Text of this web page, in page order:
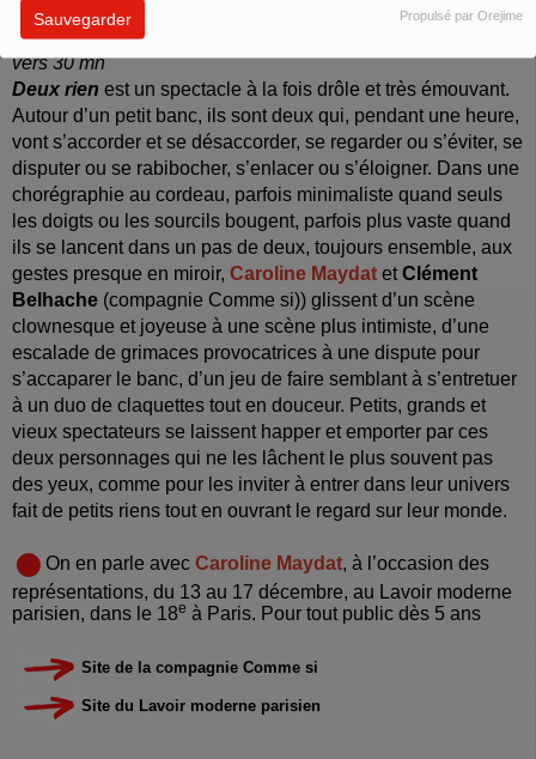
Sauvegarder Propulsé par Orejime
Spectacle
vers 30 mn
Deux rien est un spectacle à la fois drôle et très émouvant.
Autour d’un petit banc, ils sont deux qui, pendant une heure,
vont s’accorder et se désaccorder, se regarder ou s’éviter, se
disputer ou se rabibocher, s’enlacer ou s’éloigner. Dans une
chorégraphie au cordeau, parfois minimaliste quand seuls
les doigts ou les sourcils bougent, parfois plus vaste quand
ils se lancent dans un pas de deux, toujours ensemble, aux
gestes presque en miroir, Caroline Maydat etClément
Belhache (compagnie Comme si)) glissent d’un scène
clownesque et joyeuse à une scène plus intimiste, d’une
escalade de grimaces provocatrices à une dispute pour
s’accaparer le banc, d’un jeu de faire semblant à s’entretuer
à un duo de claquettes tout en douceur. Petits, grands et
vieux spectateurs se laissent happer et emporter par ces
deux personnages qui ne les lâchent le plus souvent pas
des yeux, comme pour les inviter à entrer dans leur univers
fait de petits riens tout en ouvrant le regard sur leur monde.
On en parle avec Caroline Maydat, à l’occasion des
représentations, du 13 au 17 décembre, au Lavoir moderne
parisien, dans le 18e à Paris. Pour tout public dès 5 ans
Site de la compagnie Comme si
Site du Lavoir moderne parisien